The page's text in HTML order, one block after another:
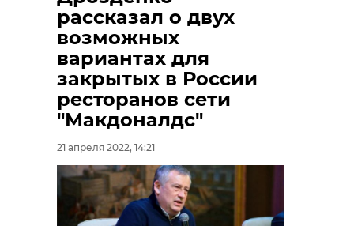
рассказал о двух
возможных
вариантах для
закрытых в России
ресторанов сети
"Макдоналдс"
21 апреля 2022, 14:21
0:00 / 0:00
Видео: "Мегаполис"/ДТП и ЧП\Санкт-
Петербург
Небо над
0:00 / 0:00
Фото и видео: 47channel
В музее "Дорога
жизни" рассказали о